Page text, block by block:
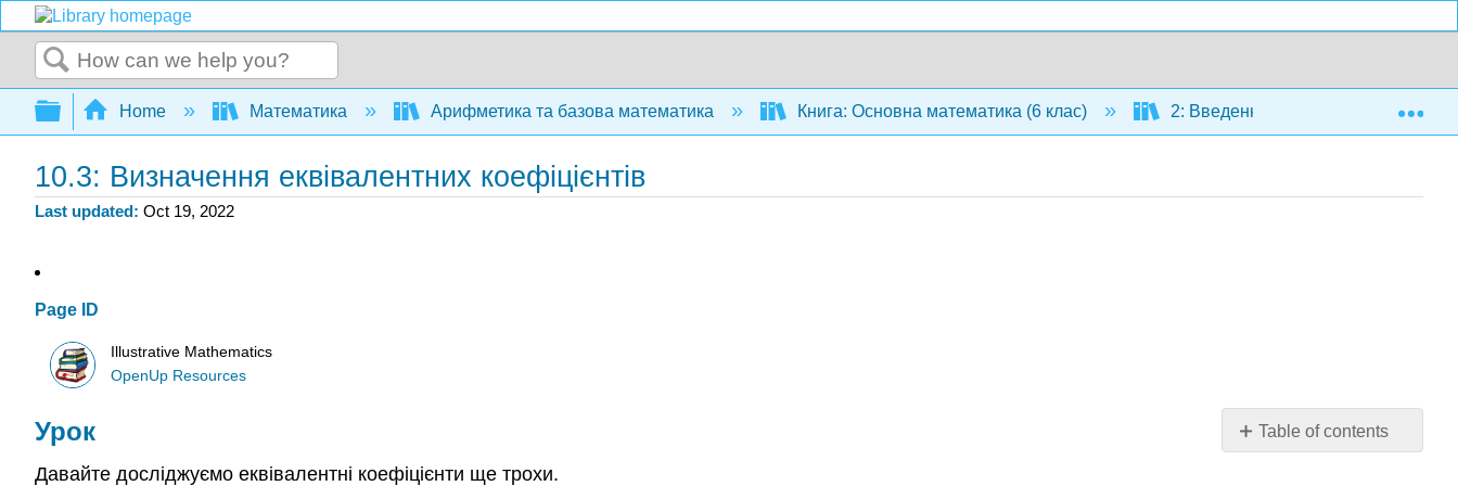
Search
Expand/collapse global hierarchy
Home Математика Арифметика та базова математика Книга: Основна математика (6 клас) 2: Введення коефіцієнтів
10.3: Визначення еквівалентних коефіцієнтів
Last updated Oct 19, 2022
Page ID
Illustrative Mathematics
OpenUp Resources
Table of contents
Урок
Давайте досліджуємо еквівалентні коефіцієнти ще трохи.